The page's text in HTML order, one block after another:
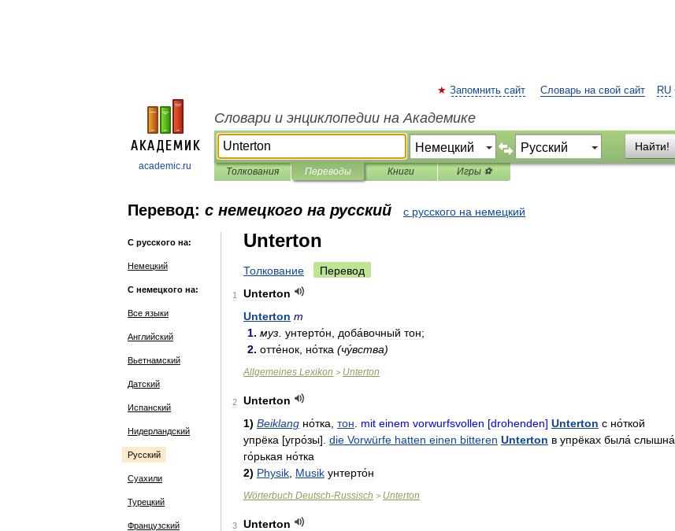
academic.ru
RU
Запомнить сайт Словарь на свой сайт
Словари и энциклопедии на Академике
Найти!
Толкования Переводы Книги Игры ⚽
Перевод: с немецкого на русский с русского на немецкий
С русского на:
Немецкий
С немецкого на:
Все языки
Английский
Вьетнамский
Датский
Испанский
Нидерландский
Русский
Суахили
Турецкий
Французский
Unterton
Толкование Перевод
1
Unterton
Unterton m
1. муз унтерто́н доба́вочный тон;
2. отте́нок но́тка (чу́вства)
Allgemeines Lexikon > Unterton
2
Unterton
1) Beiklang но́тка тон mit einem vorwurfsvollen [drohenden] Unterton с но́ткой
упрёка [угро́зы]. die Vorwürfe hatten einen bitteren Unterton в упрёках была́ слышна́
го́рькая но́тка
2) Physik Musik унтерто́н
Wörterbuch Deutsch-Russisch > Unterton
3
Unterton